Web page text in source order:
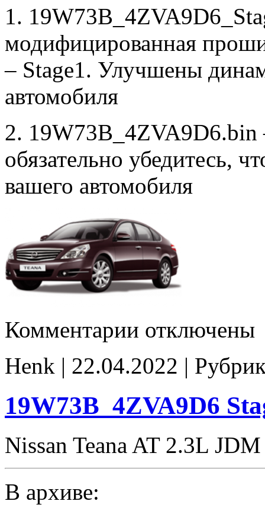
1.
модифицированная
– Stage1. Улучшены
автомобиля
2. 19W73B_4ZVA9D6.bin
обязательно убедитесь,
вашего автомобиля
Комментарии записи
noCHK
отключены
Henk | 22.04.2022 |
19W73B_4ZVA9D6
Nissan Teana AT 2.3L JDM
В архиве: